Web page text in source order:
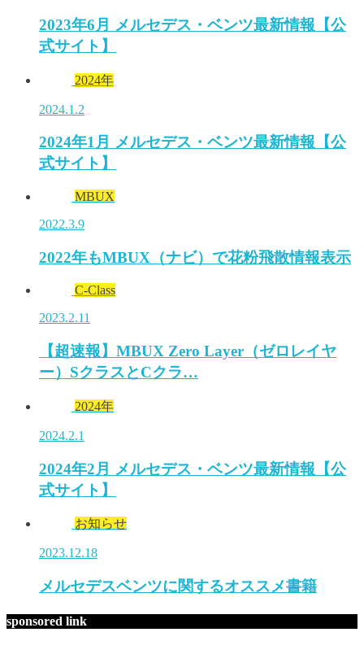
2023年6月 メルセデス・ベンツ最新情報【公
式サイト】
2024年
2024.1.2
2024年1月 メルセデス・ベンツ最新情報【公
式サイト】
MBUX
2022.3.9
2022年もMBUX（ナビ）で花粉飛散情報表示
C-Class
2023.2.11
【超速報】MBUX Zero Layer（ゼロレイヤ
ー）SクラスとCクラ…
2024年
2024.2.1
2024年2月 メルセデス・ベンツ最新情報【公
式サイト】
お知らせ
2023.12.18
メルセデスベンツに関するオススメ書籍
sponsored link